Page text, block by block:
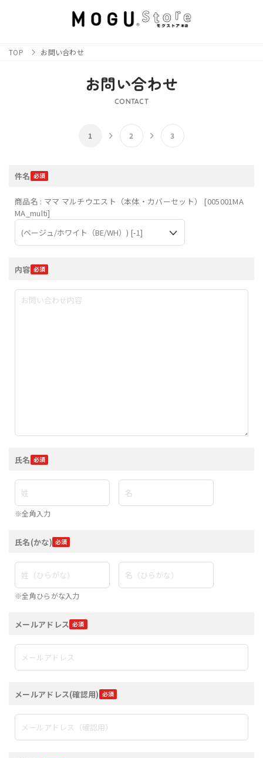
TOP お問い合わせ
お問い合わせ
CONTACT
件名
商品名 : ママ マルチウエスト（本体・カバーセット） [005001MA
MA_multi]
内容
氏名
※全角入力
氏名(かな)
※全角ひらがな入力
メールアドレス
メールアドレス(確認用)